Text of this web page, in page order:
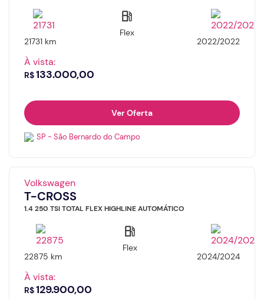
21731 km
Flex
2022/2022
À vista:
R$133.000,00
Ver Oferta
SP - São Bernardo do Campo
Volkswagen
T-CROSS
1.4 250 TSI TOTAL FLEX HIGHLINE AUTOMÁTICO
22875 km
Flex
2024/2024
À vista:
R$129.900,00